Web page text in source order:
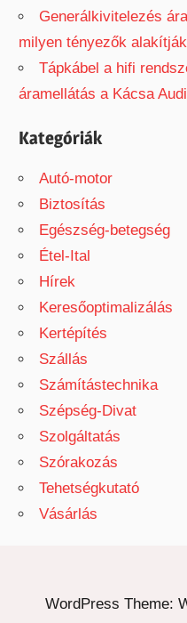
Generálkivitelezés
milyen tényezők
Tápkábel a hifi
áramellátás a Kácsa
Kategóriák
Autó-motor
Biztosítás
Egészség-betegség
Étel-Ital
Hírek
Keresőoptimalizálás
Kertépítés
Szállás
Számítástechnika
Szépség-Divat
Szolgáltatás
Szórakozás
Tehetségkutató
Vásárlás
WordPress Theme: